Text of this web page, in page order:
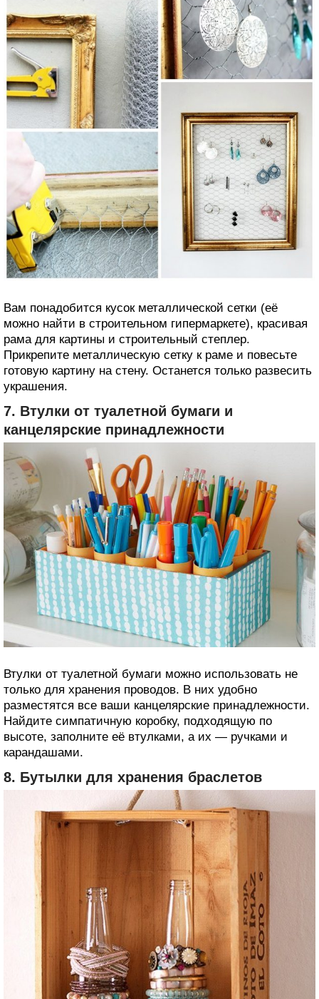
Вам понадобится кусок металлической сетки (её
можно найти в строительном гипермаркете), красивая
рама для картины и строительный степлер.
Прикрепите металлическую сетку к раме и повесьте
готовую картину на стену. Останется только развесить
украшения.
7. Втулки от туалетной бумаги и
канцелярские принадлежности
Втулки от туалетной бумаги можно использовать не
только для хранения проводов. В них удобно
разместятся все ваши канцелярские принадлежности.
Найдите симпатичную коробку, подходящую по
высоте, заполните её втулками, а их — ручками и
карандашами.
8. Бутылки для хранения браслетов